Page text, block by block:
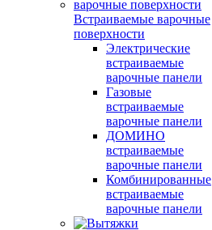
Встраиваемые варочные
поверхности
Электрические
встраиваемые
варочные панели
Газовые
встраиваемые
варочные панели
ДОМИНО
встраиваемые
варочные панели
Комбинированные
встраиваемые
варочные панели